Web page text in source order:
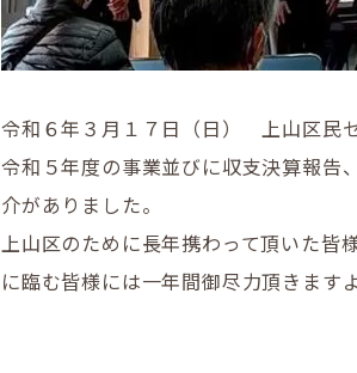
令和６年３月１７日（日） 上山区民
令和５年度の事業並びに収支決算報告
介がありました。
上山区のために長年携わって頂いた皆
に臨む皆様には一年間御尽力頂きます